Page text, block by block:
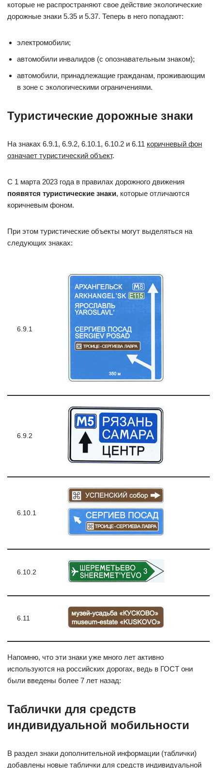
которые не распространяют свое действие экологические
дорожные знаки 5.35 и 5.37. Теперь в него попадают:
электромобили;
автомобили инвалидов (с опознавательным знаком);
автомобили, принадлежащие гражданам, проживающим
в зоне с экологическими ограничениями.
Туристические дорожные знаки
На знаках 6.9.1, 6.9.2, 6.10.1, 6.10.2 и 6.11 коричневый фон
означает туристический объект.
С 1 марта 2023 года в правилах дорожного движения
появятся туристические знаки, которые отличаются
коричневым фоном.
При этом туристические объекты могут выделяться на
следующих знаках:
6.9.1
6.9.2
6.10.1
6.10.2
6.11
Напомню, что эти знаки уже много лет активно
используются на российских дорогах, ведь в ГОСТ они
были введены более 7 лет назад:
Таблички для средств
индивидуальной мобильности
В раздел знаки дополнительной информации (таблички)
добавлены новые таблички для средств индивидуальной